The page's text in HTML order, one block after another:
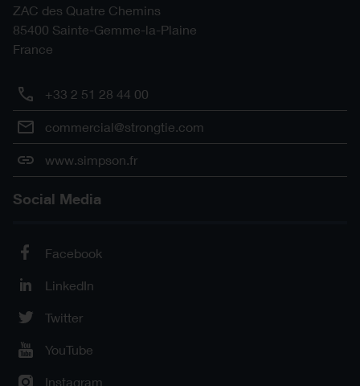
ZAC des Quatre Chemins
85400 Sainte-Gemme-la-Plaine
France
+33 2 51 28 44 00
commercial@strongtie.com
www.simpson.fr
Social Media
Facebook
LinkedIn
Twitter
YouTube
Instagram